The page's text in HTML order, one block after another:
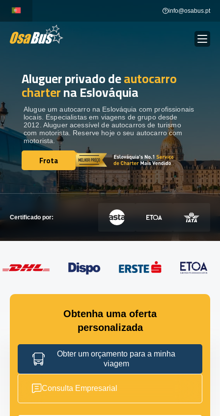
content
info@osabus.pt
ALUGUER DE AUTOCARROS
DESTINOS
FROTA
ENTRE EM CONTACTO
ENTRE EM CONTACTO
Aluguer privado deautocarro
charterna Eslováquia
Alugue um autocarro na Eslováquia com profissionais
locais. Especialistas em viagens de grupo desde
2012. Aluguer acessível de autocarros de turismo
com motorista. Reserve hoje o seu autocarro com
motorista.
Frota
Frota
Certificado por:
Obtenha uma oferta
personalizada
Obter um orçamento para a minha
viagem
Consulta Empresarial